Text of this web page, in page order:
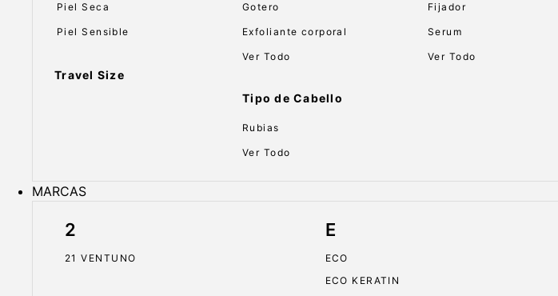
Piel Seca
Piel Sensible
Travel Size
Gotero
Exfoliante corporal
Ver Todo
Tipo de Cabello
Rubias
Ver Todo
Fijador
Serum
Ver Todo
MARCAS
2
21 VENTUNO
E
ECO
ECO KERATIN